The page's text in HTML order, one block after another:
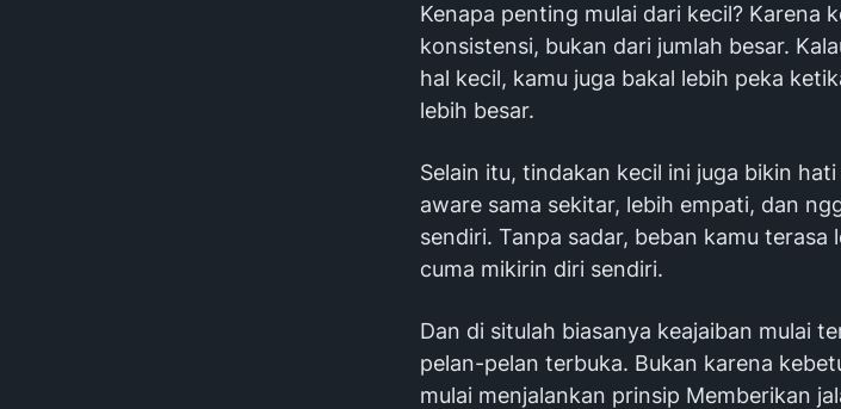
Kenapa penting mulai dari kecil? Karena
konsistensi, bukan dari jumlah besar.
hal kecil, kamu juga bakal lebih peka
lebih besar.
Selain itu, tindakan kecil ini juga bikin
aware sama sekitar, lebih empati, dan
sendiri. Tanpa sadar, beban kamu
cuma mikirin diri sendiri.
Dan di situlah biasanya keajaiban mulai
pelan-pelan terbuka. Bukan karena
mulai menjalankan prinsip Memberikan